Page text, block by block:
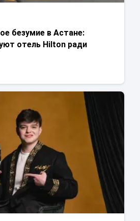
безумие в Астане:
отель Hilton ради